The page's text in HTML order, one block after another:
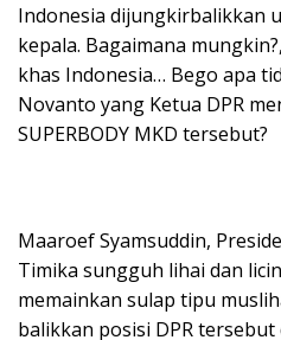
Indonesia dijungkirbalikkan
kepala. Bagaimana
khas Indonesia… Bego apa
Novanto yang Ketua DPR
SUPERBODY MKD tersebut?
Maaroef Syamsuddin,
Timika sungguh lihai dan
memainkan sulap tipu
balikkan posisi DPR